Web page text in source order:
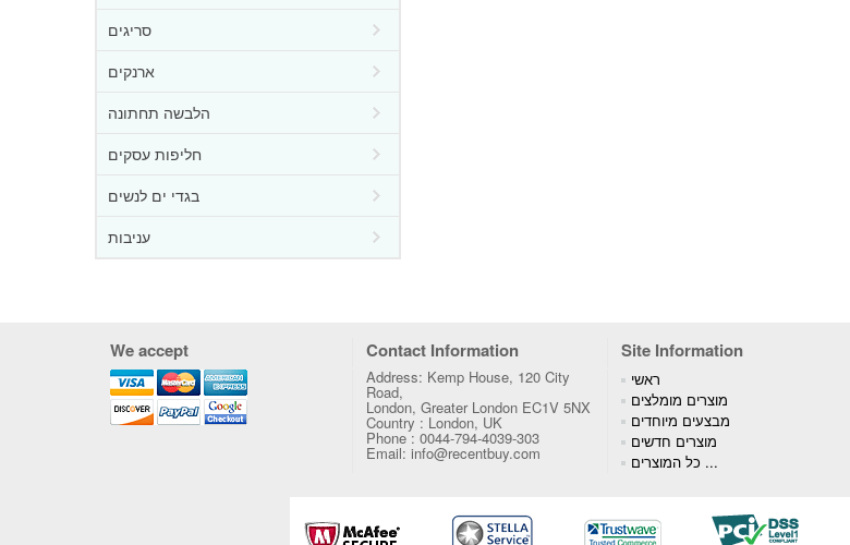
סריגים
ארנקים
הלבשה תחתונה
חליפות עסקים
בגדי ים לנשים
עניבות
We accept Contact Information Site Information
Address: Kemp House, 120 City
Road,
London, Greater London EC1V 5NX
Country : London, UK
Phone : 0044-794-4039-303
Email: info@recentbuy.com
ראשי
מוצרים מומלצים
מבצעים מיוחדים
מוצרים חדשים
כל המוצרים ...